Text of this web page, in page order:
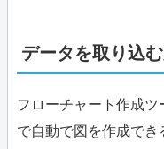
データを取り込
フローチャート作成
で自動で図を作成で